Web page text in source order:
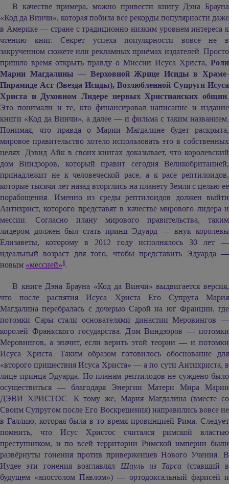
В качестве примера, можно привести книгу Дэна Брауна
«Код да Винчи», которая побила все рекорды популярности даже
в Америке — стране с традиционно низким уровнем интереса к
чтению книг. Секрет успеха популярности вовсе не в
закрученном сюжете или рекламных приёмах издателей. Просто
пришло время открыть правду о Миссии Исуса Христа, Роли
Марии Магдалины — Верховной Жрице Исиды в Храме-
Пирамиде Аст (Звезда Исиды), Возлюбленной Супруги Исуса
Христа и Духовном Лидере первых Христианских общин.
Это понимали и те, кто финансировал написание и издание
книги «Код да Винчи», а далее — и фильма с таким названием.
Понимая, что правда о Марии Магдалине будет раскрыта,
мировое правительство хотело использовать это в собственных
целях. Дэвид Айк в своих книгах доказывает, что королевский
дом Виндзоров, который правит сегодня Великобританией,
принадлежит не к человеческой расе, а к расе рептилоидов,
которые тысячи лет назад вторглись на планету Земля с целью её
порабощения. Именно из среды рептилоидов должен выйти
Антихрист, которого представят в качестве мирового лидера и
мессии. Согласно плану мирового правительства, таким
лидером должен был стать принц Эдуард — внук королевы
Елизаветы, которому в 2012 году исполнялось 30 лет —
идеальный возраст для того, чтобы представить Эдуарда —
новым «мессией»1.
В книге Дэна Брауна «Код да Винчи» выдвигается версия,
что после распятия Исуса Христа Его Супруга Мария
Магдалина перебралась с дочерью Сарой на юг Франции, где
потомки Сары стали основателями династии Меровингов —
королей Франкского государства. Дом Виндзоров — потомки
Меровингов, а значит, если верить этой теории — и потомки
Исуса Христа. Таким образом готовилось обоснование для
«второго пришествия Исуса Христа» — а по сути Антихриста, в
лице принца Эдуарда. Но планам рептилодов не суждено было
осуществиться — благодаря Энергии Матери Мира Марии
ДЭВИ ХРИСТОС. К тому же, Мария Магдалина (вместе со
Своим Супругом после Его Воскрешения) направились вовсе не
в Галлию, которая была в то время провинцией Рима. Следует
помнить, что Исус Христос считался римской властью
преступником, и по всей территории Римской империи были
развёрнуты гонения против приверженцев Нового Учения. В
Иудее эти гонения возглавлял Шауль из Тарса (ставший в
будущем «апостолом Павлом») — ортодоксальный фарисей и